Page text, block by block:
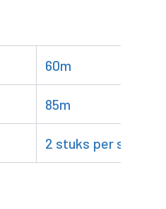
60m
85m
2 stuks per set